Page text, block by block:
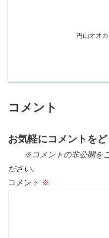
円山オオ
コメント
お気軽にコメントを
※コメントの非公開をご
ださい。
コメント ※